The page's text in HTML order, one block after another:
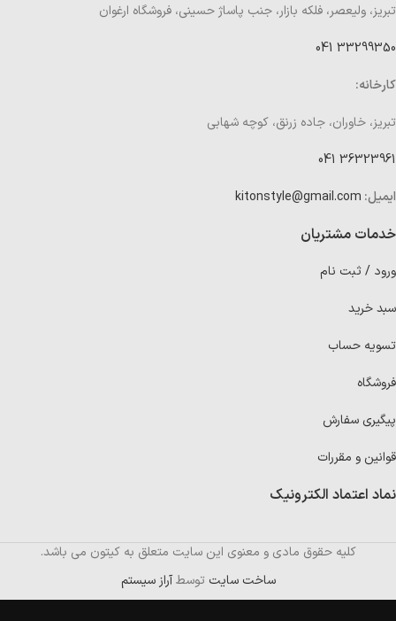
تبریز، ولیعصر، فلکه بازار، جنب پاساژ حسینی، فروشگاه ارغوان
33299350 041
کارخانه:
تبریز، خاوران، جاده زرنق، کوچه شهابی
36323961 041
ایمیل: kitonstyle@gmail.com
خدمات مشتریان
ورود / ثبت نام
سبد خرید
تسویه حساب
فروشگاه
پیگیری سفارش
قوانین و مقررات
نماد اعتماد الکترونیک
کلیه حقوق مادی و معنوی این سایت متعلق به کیتون می باشد.
ساخت سایت توسطآراز سیستم